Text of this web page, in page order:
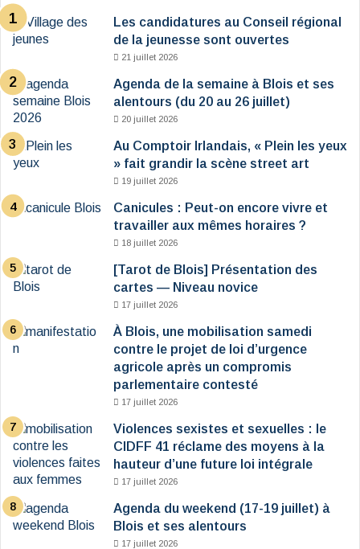
Les candidatures au Conseil régional
de la jeunesse sont ouvertes
21 juillet 2026
Agenda de la semaine à Blois et ses
alentours (du 20 au 26 juillet)
20 juillet 2026
Au Comptoir Irlandais, « Plein les yeux
» fait grandir la scène street art
19 juillet 2026
Canicules : Peut-on encore vivre et
travailler aux mêmes horaires ?
18 juillet 2026
[Tarot de Blois] Présentation des
cartes — Niveau novice
17 juillet 2026
À Blois, une mobilisation samedi
contre le projet de loi d’urgence
agricole après un compromis
parlementaire contesté
17 juillet 2026
Violences sexistes et sexuelles : le
CIDFF 41 réclame des moyens à la
hauteur d’une future loi intégrale
17 juillet 2026
Agenda du weekend (17-19 juillet) à
Blois et ses alentours
17 juillet 2026